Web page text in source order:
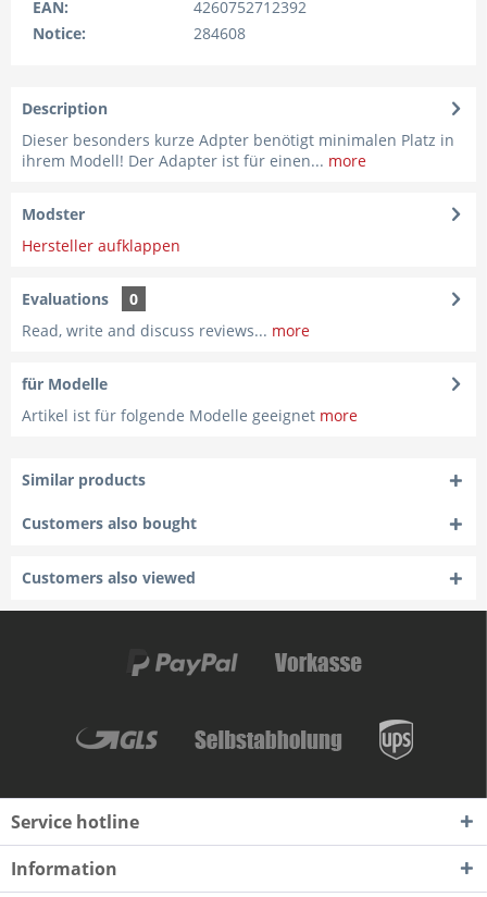
EAN:
4260752712392
Notice:
284608
Description
Dieser besonders kurze Adpter benötigt minimalen Platz in
ihrem Modell! Der Adapter ist für einen... more
Modster
Hersteller aufklappen
Evaluations
0
Read, write and discuss reviews... more
für Modelle
Artikel ist für folgende Modelle geeignet more
Similar products
Customers also bought
Customers also viewed
Service hotline
Information